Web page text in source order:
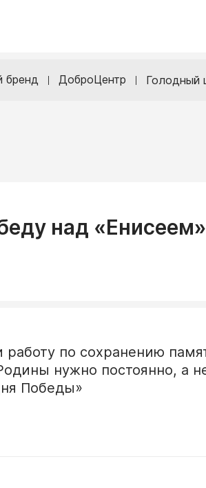
бренд ДоброЦентр Голодный
над
по сохранению
нужно постоянно, а
Победы»